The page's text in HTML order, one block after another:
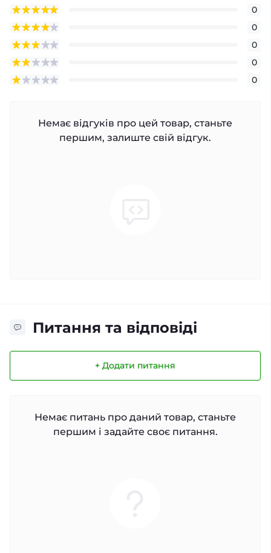
0
0
0
0
0
Немає відгуків про цей товар, станьте
першим, залиште свій відгук.
Питання та відповіді
+ Додати питання
Немає питань про даний товар, станьте
першим і задайте своє питання.